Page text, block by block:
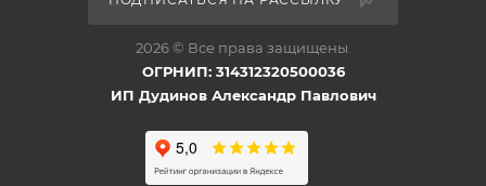
2026 © Все права защищены.
ОГРНИП: 314312320500036
ИП Дудинов Александр Павлович